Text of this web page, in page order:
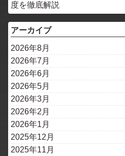
度を徹底解説
アーカイブ
2026年8月
2026年7月
2026年6月
2026年5月
2026年3月
2026年2月
2026年1月
2025年12月
2025年11月